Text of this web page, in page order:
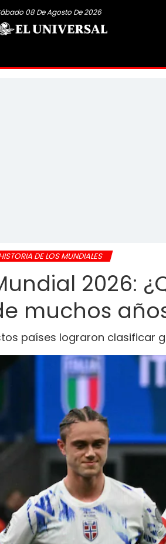
08 De Agosto De 2026
DE LOS MUNDIALES
2026:
muchos
países lograron clasificar